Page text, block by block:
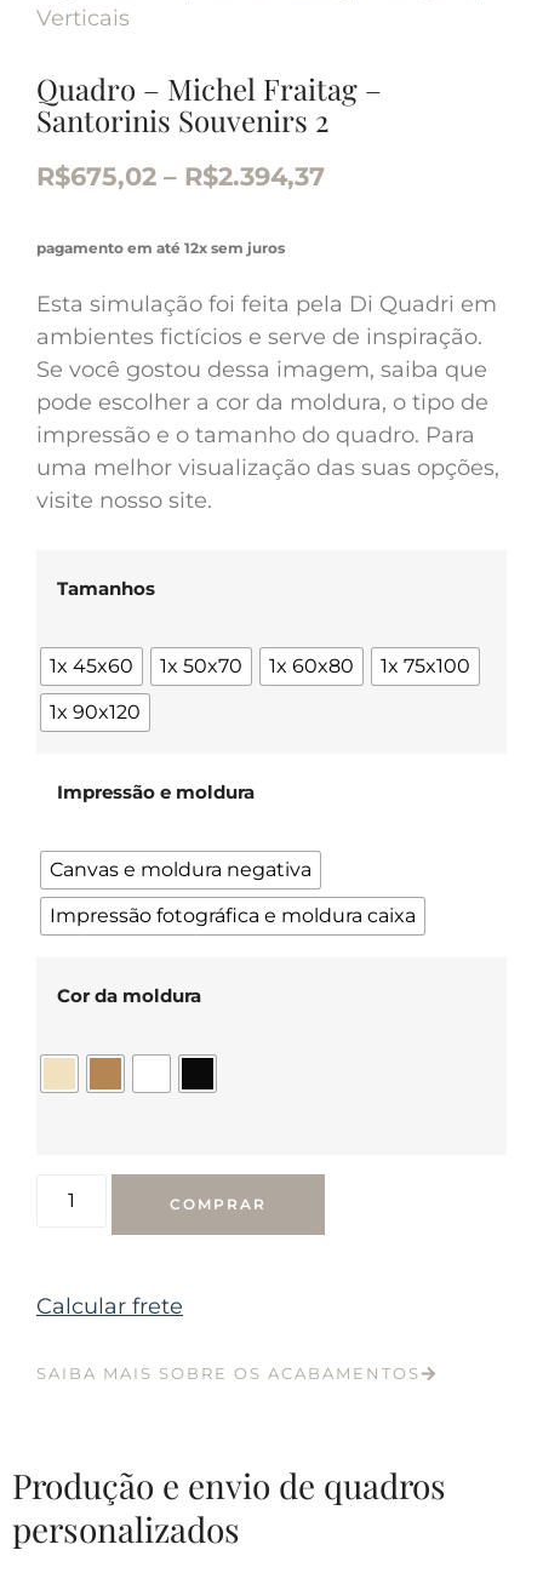
Verticais
Quadro – Michel Fraitag –
Santorinis Souvenirs 2
R$675,02 – R$2.394,37
pagamento em até 12x sem juros
Esta simulação foi feita pela Di Quadri em
ambientes fictícios e serve de inspiração.
Se você gostou dessa imagem, saiba que
pode escolher a cor da moldura, o tipo de
impressão e o tamanho do quadro. Para
uma melhor visualização das suas opções,
visite nosso site.
Tamanhos
1x 45x60 1x 50x70 1x 60x80
1x 75x100
1x 90x120
Impressão e moldura
Canvas e moldura negativa
Impressão fotográfica e moldura caixa
Cor da moldura
COMPRAR
Calcular frete
SAIBA MAIS SOBRE OS ACABAMENTOS
Produção e envio de quadros
personalizados